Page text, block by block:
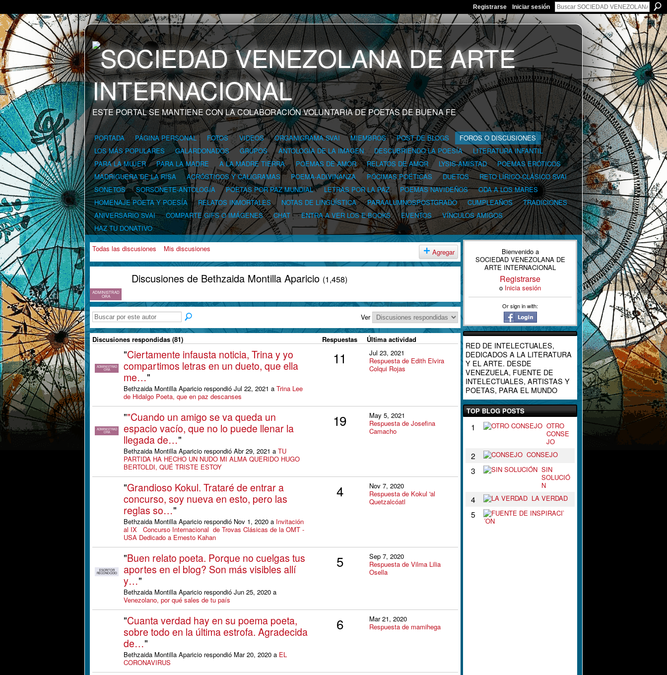
Registrarse Iniciar sesión
ESTE PORTAL SE MANTIENE CON LA COLABORACIÓN VOLUNTARIA DE POETAS DE BUENA FE
PORTADA PÁGINA PERSONAL FOTOS VIDEOS ORGANIGRAMA SVAI MIEMBROS POST DE BLOGS
FOROS O DISCUSIONES
LOS MÁS POPULARES
GALARDONADOS GRUPOS ANTOLOGÍA DE LA IMAGEN DESCUBRIENDO LA POESÍA
LITERATURA INFANTIL
PARA LA MUJER
PARA LA MADRE A LA MADRE TIERRA POEMAS DE AMOR RELATOS DE AMOR LYSIS-AMISTAD
POEMAS ERÓTICOS
MADRIGUERA DE LA RISA
ACRÓSTICOS Y CALIGRAMAS POEMA-ADIVINANZA PÓCIMAS POÉTICAS DUETOS
RETO LÍRICO-CLÁSICO SVAI
SONETOS
SORSONETE-ANTOLOGÍA POETAS POR PAZ MUNDIAL LETRAS POR LA PAZ POEMAS NAVIDEÑOS
ODA A LOS MARES
HOMENAJE POETA Y POESÍA
RELATOS INMORTALES NOTAS DE LINGÜÍSTICA PARAALUMNOSPOSTGRADO CUMPLEAÑOS
TRADICIONES
ANIVERSARIO SVAI
COMPARTE GIFS O IMÁGENES CHAT ENTRA A VER LOS E-BOOKS EVENTOS
VÍNCULOS AMIGOS
HAZ TU DONATIVO
Todas las discusiones Mis discusiones Agregar
ADMINISTRAD
ORA
Discusiones de Bethzaida Montilla Aparicio (1,458)
Ver
Discusiones respondidas (81) Respuestas Última actividad
ADMINISTRAD
ORA
"Ciertamente infausta noticia, Trina y yo
compartimos letras en un dueto, que ella
me…"
Bethzaida Montilla Aparicio respondió Jul 22, 2021 a Trina Lee
de Hidalgo Poeta, que en paz descanses
11
Jul 23, 2021
Respuesta de Edith Elvira
Colqui Rojas
ADMINISTRAD
ORA
""Cuando un amigo se va queda un
espacio vacío, que no lo puede llenar la
llegada de…"
Bethzaida Montilla Aparicio respondió Abr 29, 2021 a TU
PARTIDA HA HECHO UN NUDO MI ALMA QUERIDO HUGO
BERTOLDI, QUÉ TRISTE ESTOY
19
May 5, 2021
Respuesta de Josefina
Camacho
"Grandioso Kokul. Trataré de entrar a
concurso, soy nueva en esto, pero las
reglas so…"
Bethzaida Montilla Aparicio respondió Nov 1, 2020 a Invitación
al IX Concurso Internacional de Trovas Clásicas de la OMT -
USA Dedicado a Ernesto Kahan
4
Nov 7, 2020
Respuesta de Kokul 'al
Quetzalcóatl
ESCRITOR
RECONOCIDO
"Buen relato poeta. Porque no cuelgas tus
aportes en el blog? Son más visibles allí
y…"
Bethzaida Montilla Aparicio respondió Jun 25, 2020 a
Venezolano, por qué sales de tu país
5
Sep 7, 2020
Respuesta de Vilma Lilia
Osella
"Cuanta verdad hay en su poema poeta,
sobre todo en la última estrofa. Agradecida
de…"
Bethzaida Montilla Aparicio respondió Mar 20, 2020 a EL
CORONAVIRUS
6
Mar 21, 2020
Respuesta de mamihega
Bienvenido a
SOCIEDAD VENEZOLANA DE
ARTE INTERNACIONAL
Registrarse
o Inicia sesión
Or sign in with:
RED DE INTELECTUALES,
DEDICADOS A LA LITERATURA
Y EL ARTE. DESDE
VENEZUELA, FUENTE DE
INTELECTUALES, ARTISTAS Y
POETAS, PARA EL MUNDO
TOP BLOG POSTS
1
OTRO
CONSE
JO
2 CONSEJO
3
SIN
SOLUCIÓ
N
4 LA VERDAD
5